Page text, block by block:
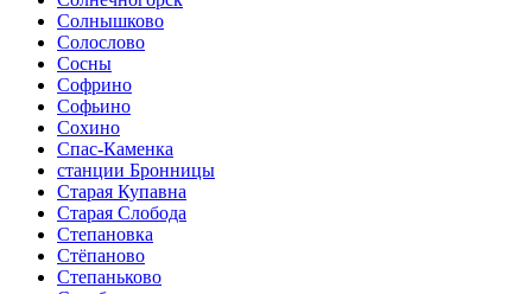
Солнышково
Солослово
Сосны
Софрино
Софьино
Сохино
Спас-Каменка
станции Бронницы
Старая Купавна
Старая Слобода
Степановка
Стёпаново
Степаньково